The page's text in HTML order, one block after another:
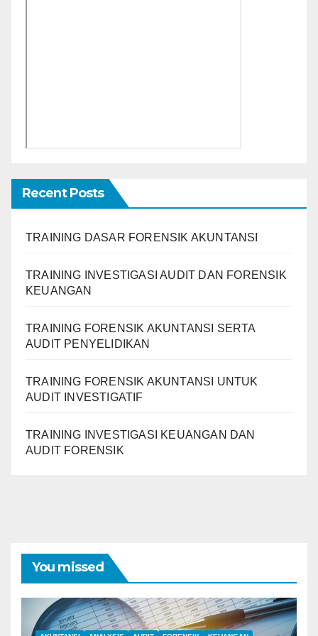
Recent Posts
TRAINING DASAR FORENSIK AKUNTANSI
TRAINING INVESTIGASI AUDIT DAN FORENSIK
KEUANGAN
TRAINING FORENSIK AKUNTANSI SERTA
AUDIT PENYELIDIKAN
TRAINING FORENSIK AKUNTANSI UNTUK
AUDIT INVESTIGATIF
TRAINING INVESTIGASI KEUANGAN DAN
AUDIT FORENSIK
You missed